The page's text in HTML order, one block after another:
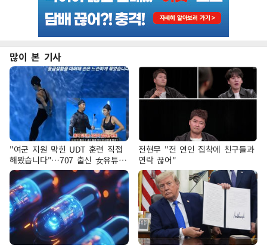
많이 본 기사
"여군 지원 막힌 UDT 훈련 직접
해봤습니다"…707 출신 女유튜버
'완벽 소화'
전현무 "전 연인 집착에 친구들과
연락 끊어"